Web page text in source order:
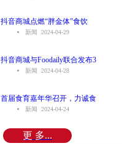
抖音商城点燃“胖金体”食饮
新闻 2024-04-29
抖音商城与Foodaily联合发布3
新闻 2024-04-28
首届食育嘉年华召开，力诚食
新闻 2024-04-24
更 多...